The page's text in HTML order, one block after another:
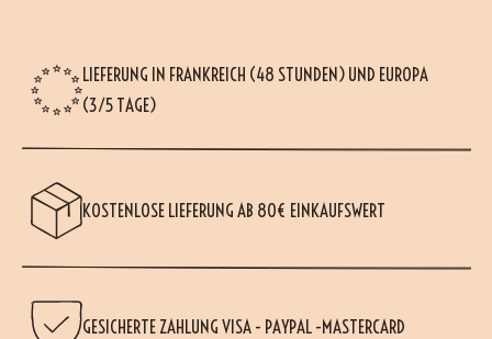
LIEFERUNG IN FRANKREICH (48 STUNDEN) UND EUROPA
(3/5 TAGE)
KOSTENLOSE LIEFERUNG AB 80€ EINKAUFSWERT
GESICHERTE ZAHLUNG VISA - PAYPAL -MASTERCARD